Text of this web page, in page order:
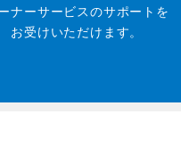
ナーサービスのサポートを
お受けいただけます。